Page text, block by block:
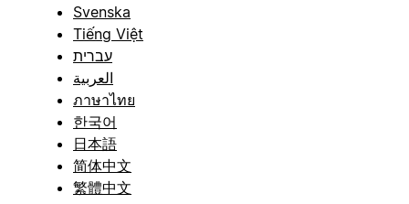
Svenska
Tiếng Việt
עברית
العربية
ภาษาไทย
한국어
日本語
简体中文
繁體中文